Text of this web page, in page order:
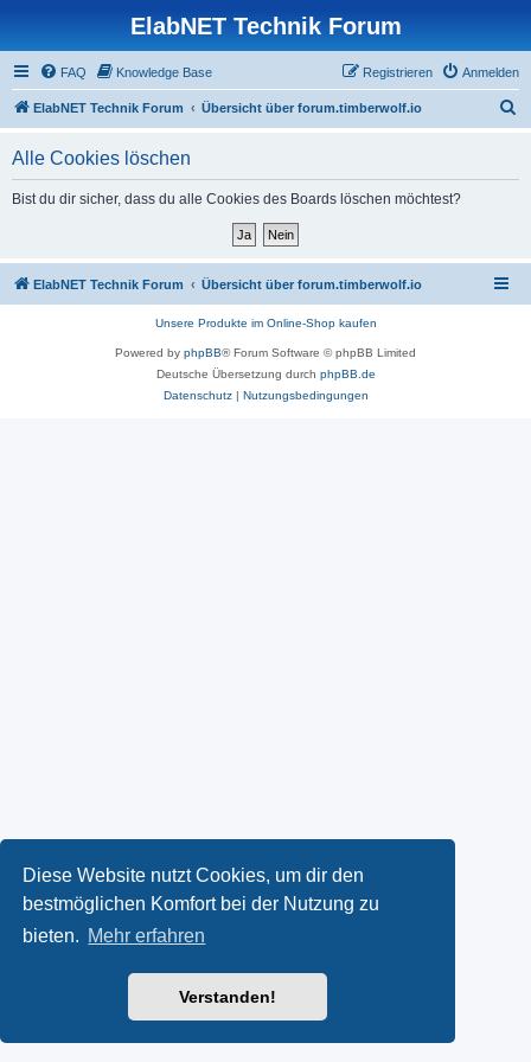
Diese Website nutzt Cookies, um dir den
bestmöglichen Komfort bei der Nutzung zu
bieten. Mehr erfahren
Verstanden!
ElabNET Technik Forum
FAQ Knowledge Base Anmelden
Registrieren
ElabNET Technik Forum Übersicht über forum.timberwolf.io
Alle Cookies löschen
Bist du dir sicher, dass du alle Cookies des Boards löschen möchtest?
ElabNET Technik Forum Übersicht über forum.timberwolf.io
Unsere Produkte im Online-Shop kaufen
Powered by phpBB® Forum Software © phpBB Limited
Deutsche Übersetzung durch phpBB.de
Datenschutz| Nutzungsbedingungen